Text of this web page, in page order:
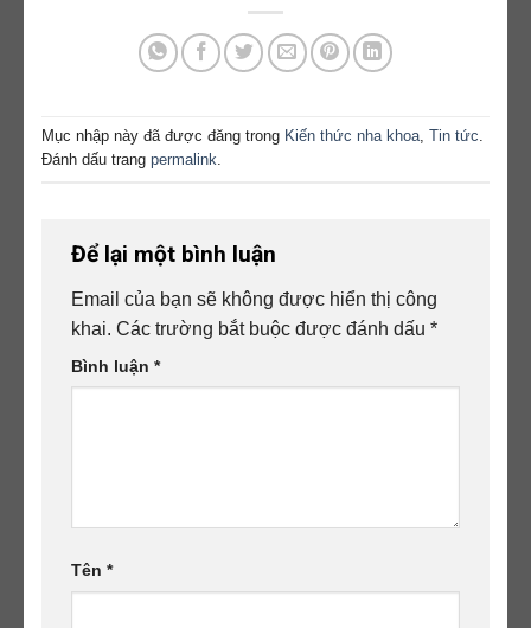
Mục nhập này đã được đăng trong Kiến thức nha khoa, Tin tức.
Đánh dấu trang permalink.
Để lại một bình luận
Email của bạn sẽ không được hiển thị công
khai. Các trường bắt buộc được đánh dấu *
Bình luận *
Tên *